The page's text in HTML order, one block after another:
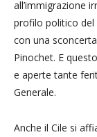
all’immigrazione
profilo politico del
con una
Pinochet. E
e aperte tante
Generale.
Anche il Cile si